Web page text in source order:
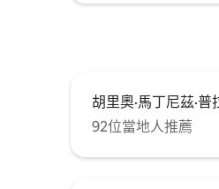
胡里奧·馬丁尼茲·
92位當地人推薦